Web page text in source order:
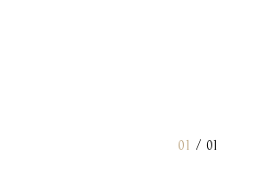
01 / 01